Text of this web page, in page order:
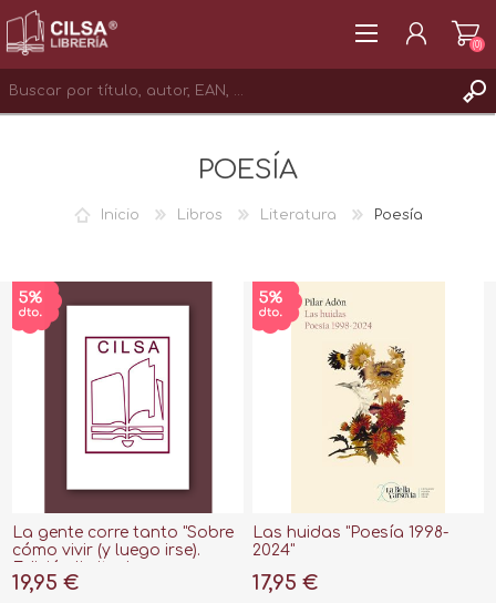
(0)
POESÍA
Inicio Libros Literatura Poesía
La gente corre tanto "Sobre
cómo vivir (y luego irse).
cubierta de tela"
19,95 €
Las huidas "Poesía 1998-
2024"
17,95 €